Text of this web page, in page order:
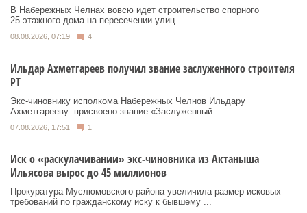
В Набережных Челнах вовсю идет строительство спорного
25‑этажного дома на пересечении улиц ...
08.08.2026, 07:19 4
Ильдар Ахметгареев получил звание заслуженного строителя
РТ
Экс‑чиновнику исполкома Набережных Челнов Ильдару
Ахметгарееву присвоено звание «Заслуженный ...
07.08.2026, 17:51 1
Иск о «раскулачивании» экс-чиновника из Актаныша
Ильясова вырос до 45 миллионов
Прокуратура Муслюмовского района увеличила размер исковых
требований по гражданскому иску к бывшему ...